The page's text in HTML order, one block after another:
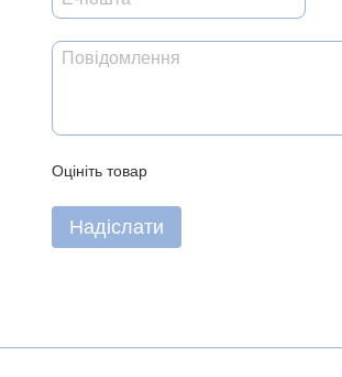
Оцініть товар
Надіслати